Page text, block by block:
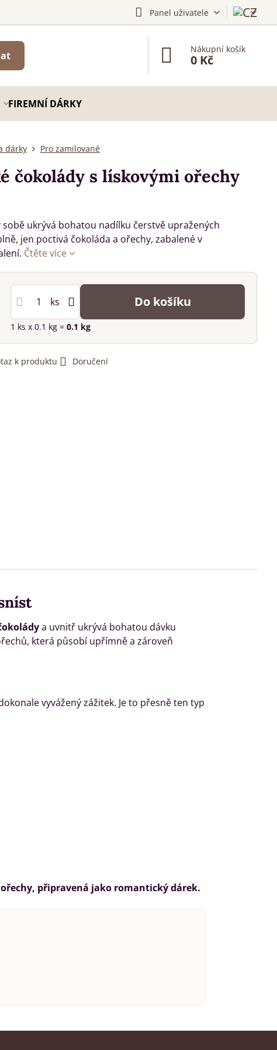
Panel uživatele
Nákupní košík
0 Kč
FIREMNÍ DÁRKY
dárky Pro zamilované
čokolády s lískovými ořechy
ukrývá bohatou nadílku čerstvě upražených
jen poctivá čokoláda a ořechy, zabalené v
Čtěte více
ks Do košíku
1 ks x 0.1 kg = 0.1 kg
k produktu Doručení
a uvnitř ukrývá bohatou dávku
která působí upřímně a zároveň
vyvážený zážitek. Je to přesně ten typ
připravená jako romantický dárek.